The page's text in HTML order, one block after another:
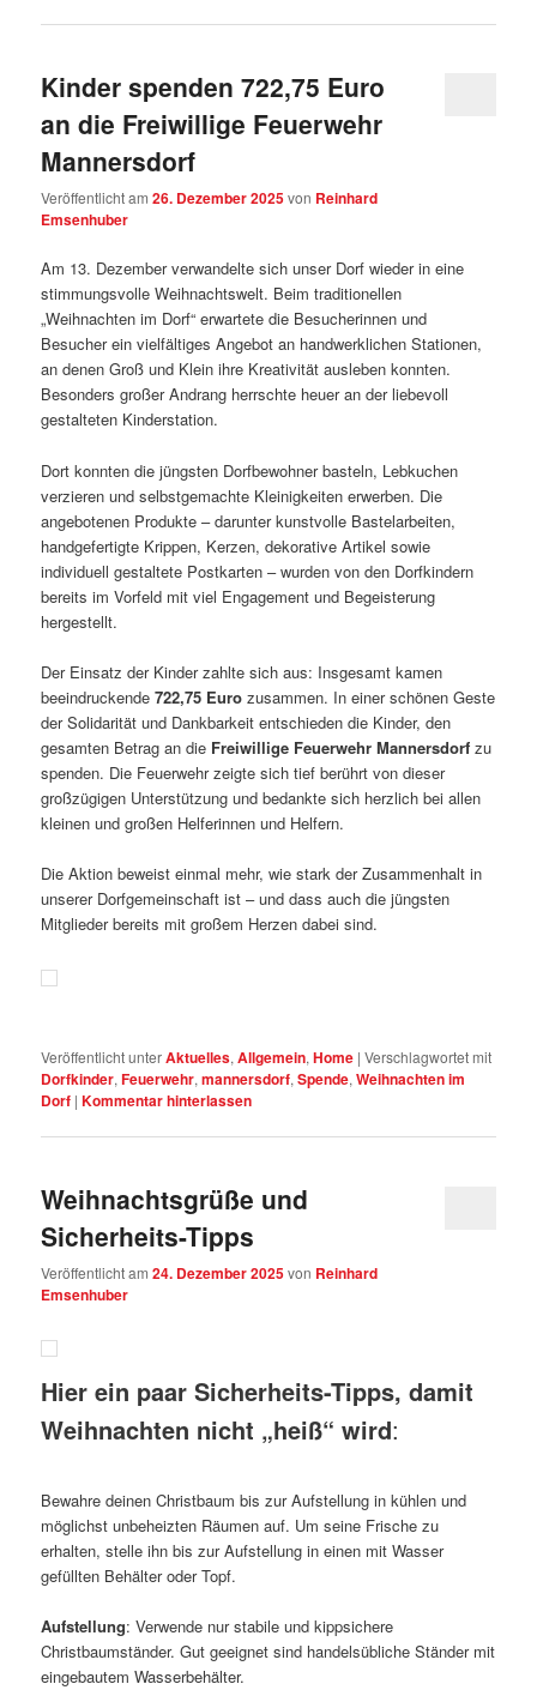
Kinder spenden 722,75 Euro
an die Freiwillige Feuerwehr
Mannersdorf
Veröffentlicht am26. Dezember 2025von Reinhard
Emsenhuber
Am 13. Dezember verwandelte sich unser Dorf wieder in eine
stimmungsvolle Weihnachtswelt. Beim traditionellen
„Weihnachten im Dorf“ erwartete die Besucherinnen und
Besucher ein vielfältiges Angebot an handwerklichen Stationen,
an denen Groß und Klein ihre Kreativität ausleben konnten.
Besonders großer Andrang herrschte heuer an der liebevoll
gestalteten Kinderstation.
Dort konnten die jüngsten Dorfbewohner basteln, Lebkuchen
verzieren und selbstgemachte Kleinigkeiten erwerben. Die
angebotenen Produkte – darunter kunstvolle Bastelarbeiten,
handgefertigte Krippen, Kerzen, dekorative Artikel sowie
individuell gestaltete Postkarten – wurden von den Dorfkindern
bereits im Vorfeld mit viel Engagement und Begeisterung
hergestellt.
Der Einsatz der Kinder zahlte sich aus: Insgesamt kamen
beeindruckende722,75 Euro zusammen. In einer schönen Geste
der Solidarität und Dankbarkeit entschieden die Kinder, den
gesamten Betrag an die Freiwillige Feuerwehr Mannersdorf zu
spenden. Die Feuerwehr zeigte sich tief berührt von dieser
großzügigen Unterstützung und bedankte sich herzlich bei allen
kleinen und großen Helferinnen und Helfern.
Die Aktion beweist einmal mehr, wie stark der Zusammenhalt in
unserer Dorfgemeinschaft ist – und dass auch die jüngsten
Mitglieder bereits mit großem Herzen dabei sind.
Veröffentlicht unterAktuelles,Allgemein,Home |Verschlagwortet mit
Dorfkinder,Feuerwehr,mannersdorf,Spende,Weihnachten im
Dorf |Kommentar hinterlassen
Weihnachtsgrüße und
Sicherheits-Tipps
Veröffentlicht am24. Dezember 2025von Reinhard
Emsenhuber
Hier ein paar Sicherheits-Tipps, damit
Weihnachten nicht „heiß“ wird:
Bewahre deinen Christbaum bis zur Aufstellung in kühlen und
möglichst unbeheizten Räumen auf. Um seine Frische zu
erhalten, stelle ihn bis zur Aufstellung in einen mit Wasser
gefüllten Behälter oder Topf.
Aufstellung: Verwende nur stabile und kippsichere
Christbaumständer. Gut geeignet sind handelsübliche Ständer mit
eingebautem Wasserbehälter.